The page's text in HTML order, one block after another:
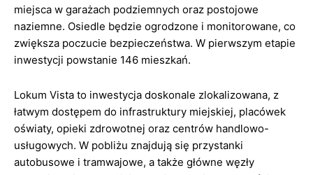
miejsca w garażach podziemnych oraz postojowe
naziemne. Osiedle będzie ogrodzone i monitorowane, co
zwiększa poczucie bezpieczeństwa. W pierwszym etapie
inwestycji powstanie 146 mieszkań.
Lokum Vista to inwestycja doskonale zlokalizowana, z
łatwym dostępem do infrastruktury miejskiej, placówek
oświaty, opieki zdrowotnej oraz centrów handlowo-
usługowych. W pobliżu znajdują się przystanki
autobusowe i tramwajowe, a także główne węzły